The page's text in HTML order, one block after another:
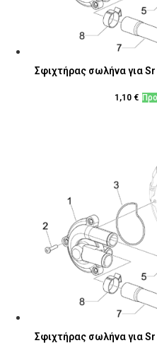
Σφιχτήρας σωλήνα για
1,10 €
Σφιχτήρας σωλήνα για